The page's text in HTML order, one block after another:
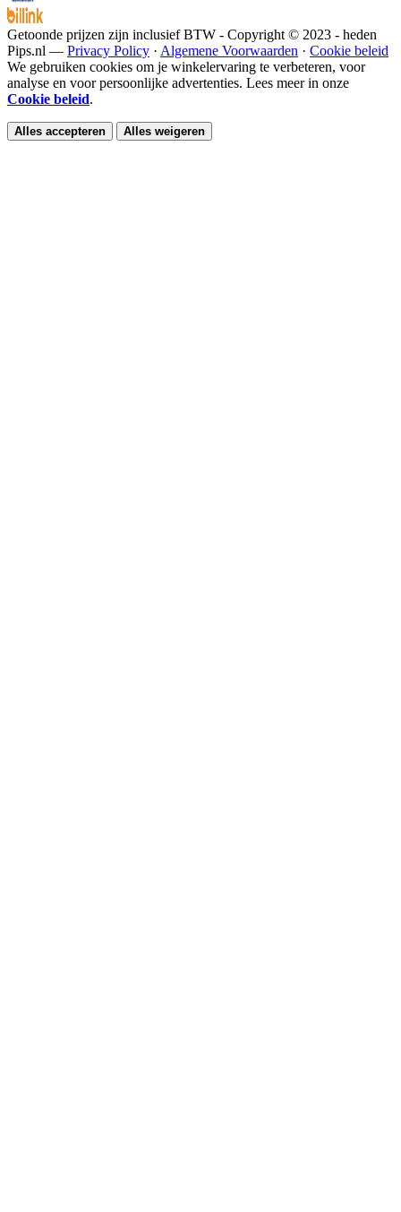
Getoonde prijzen zijn inclusief BTW - Copyright © 2023 - heden
Pips.nl — Privacy Policy · Algemene Voorwaarden · Cookie beleid
We gebruiken cookies om je winkelervaring te verbeteren, voor
analyse en voor persoonlijke advertenties. Lees meer in onze
Cookie beleid.
Alles accepteren Alles weigeren